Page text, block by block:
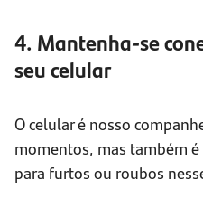
4. Mantenha-se
seu celular
O celular é nosso
momentos, mas também
para furtos ou roubos